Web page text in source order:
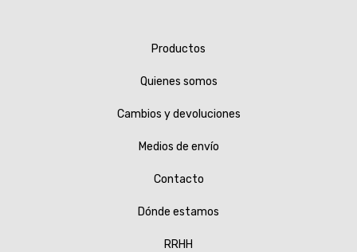
Productos
Quienes somos
Cambios y devoluciones
Medios de envío
Contacto
Dónde estamos
RRHH